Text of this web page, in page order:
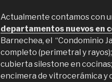
Actualmente contamos con
departamentos nuevos en
Barnechea, el “Condominio
completo (perimetral y
cubierta silestone en
encimera de vitrocerámica y